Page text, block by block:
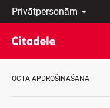
Privātpersonām
Uzņēmumiem
Private
Banking
Par
C
lv
Latviski
По-
русски
In
OCTA APDROŠINĀŠANA